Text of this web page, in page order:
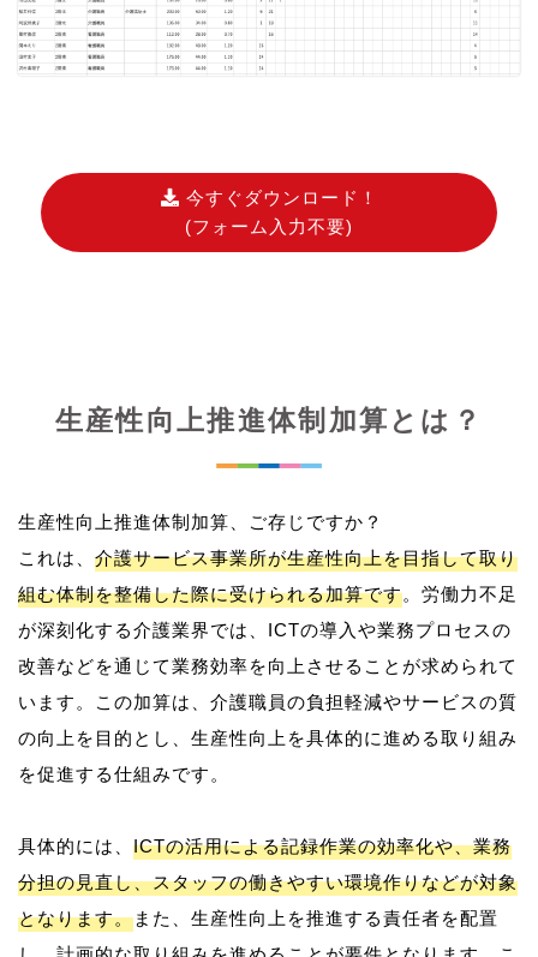
今すぐダウンロード！
(フォーム入力不要)
生産性向上推進体制加算とは？
生産性向上推進体制加算、ご存じですか？
これは、 介護サービス事業所が生産性向上を目指して取り
組む体制を整備した際に受けられる加算です。労働力不足
が深刻化する介護業界では、ICTの導入や業務プロセスの
改善などを通じて業務効率を向上させることが求められて
います。この加算は、介護職員の負担軽減やサービスの質
の向上を目的とし、生産性向上を具体的に進める取り組み
を促進する仕組みです。
具体的には、 ICTの活用による記録作業の効率化や、業務
分担の見直し、スタッフの働きやすい環境作りなどが対象
となります。また、生産性向上を推進する責任者を配置